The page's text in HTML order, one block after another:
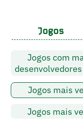
Jogos
Jogos com
desenvolvedores
Jogos mais
Jogos mais